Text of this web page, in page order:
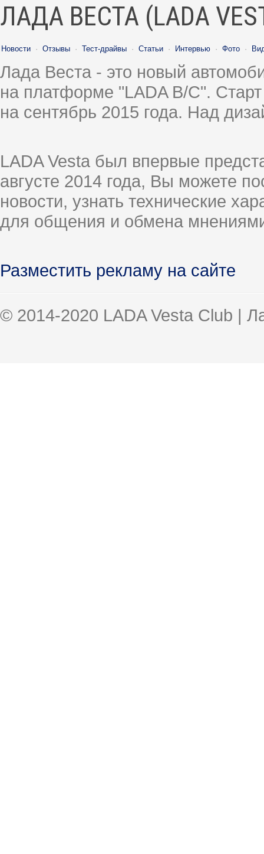
ЛАДА ВЕСТА (LADA
Новости · Отзывы · Тест-драйвы · Статьи · Интервью · Фото ·
Лада Веста - это новый
на платформе "LADA B/C".
на сентябрь 2015 года. Над
LADA Vesta был впервые
августе 2014 года, Вы можете
новости, узнать технические
для общения и обмена
Разместить рекламу на сайте
© 2014-2020 LADA Vesta Club |